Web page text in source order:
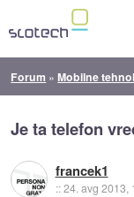
Forum »Mobilne
Je ta telefon
francek1
::24. avg 2013,